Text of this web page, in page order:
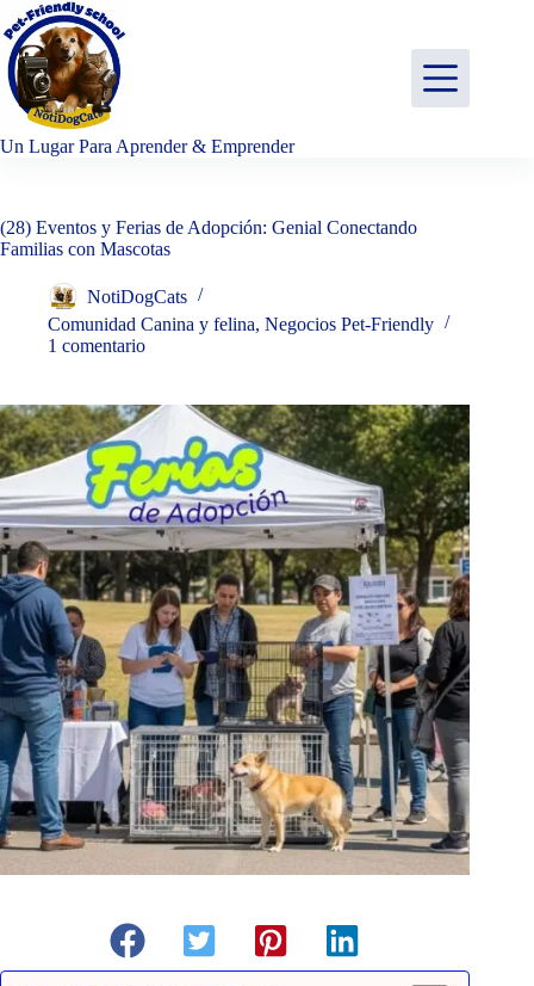
Saltar
al
contenido
Un Lugar Para Aprender & Emprender
(28) Eventos y Ferias de Adopción: Genial Conectando
Familias con Mascotas
NotiDogCats
Comunidad Canina y felina, Negocios Pet-Friendly
1 comentario